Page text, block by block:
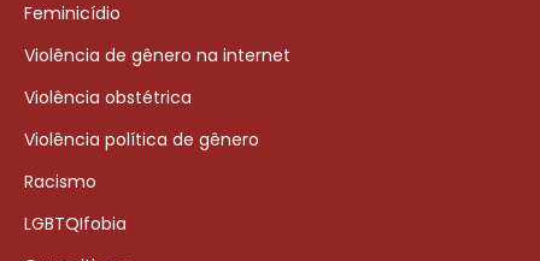
Feminicídio
Violência de gênero na internet
Violência obstétrica
Violência política de gênero
Racismo
LGBTQIfobia